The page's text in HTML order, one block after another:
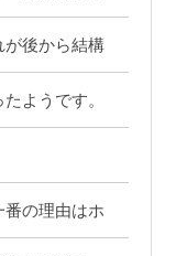
が後から結構
ようです。
の理由はホ